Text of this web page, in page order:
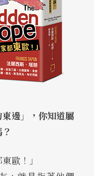
邊」，你知道屬
歐！」